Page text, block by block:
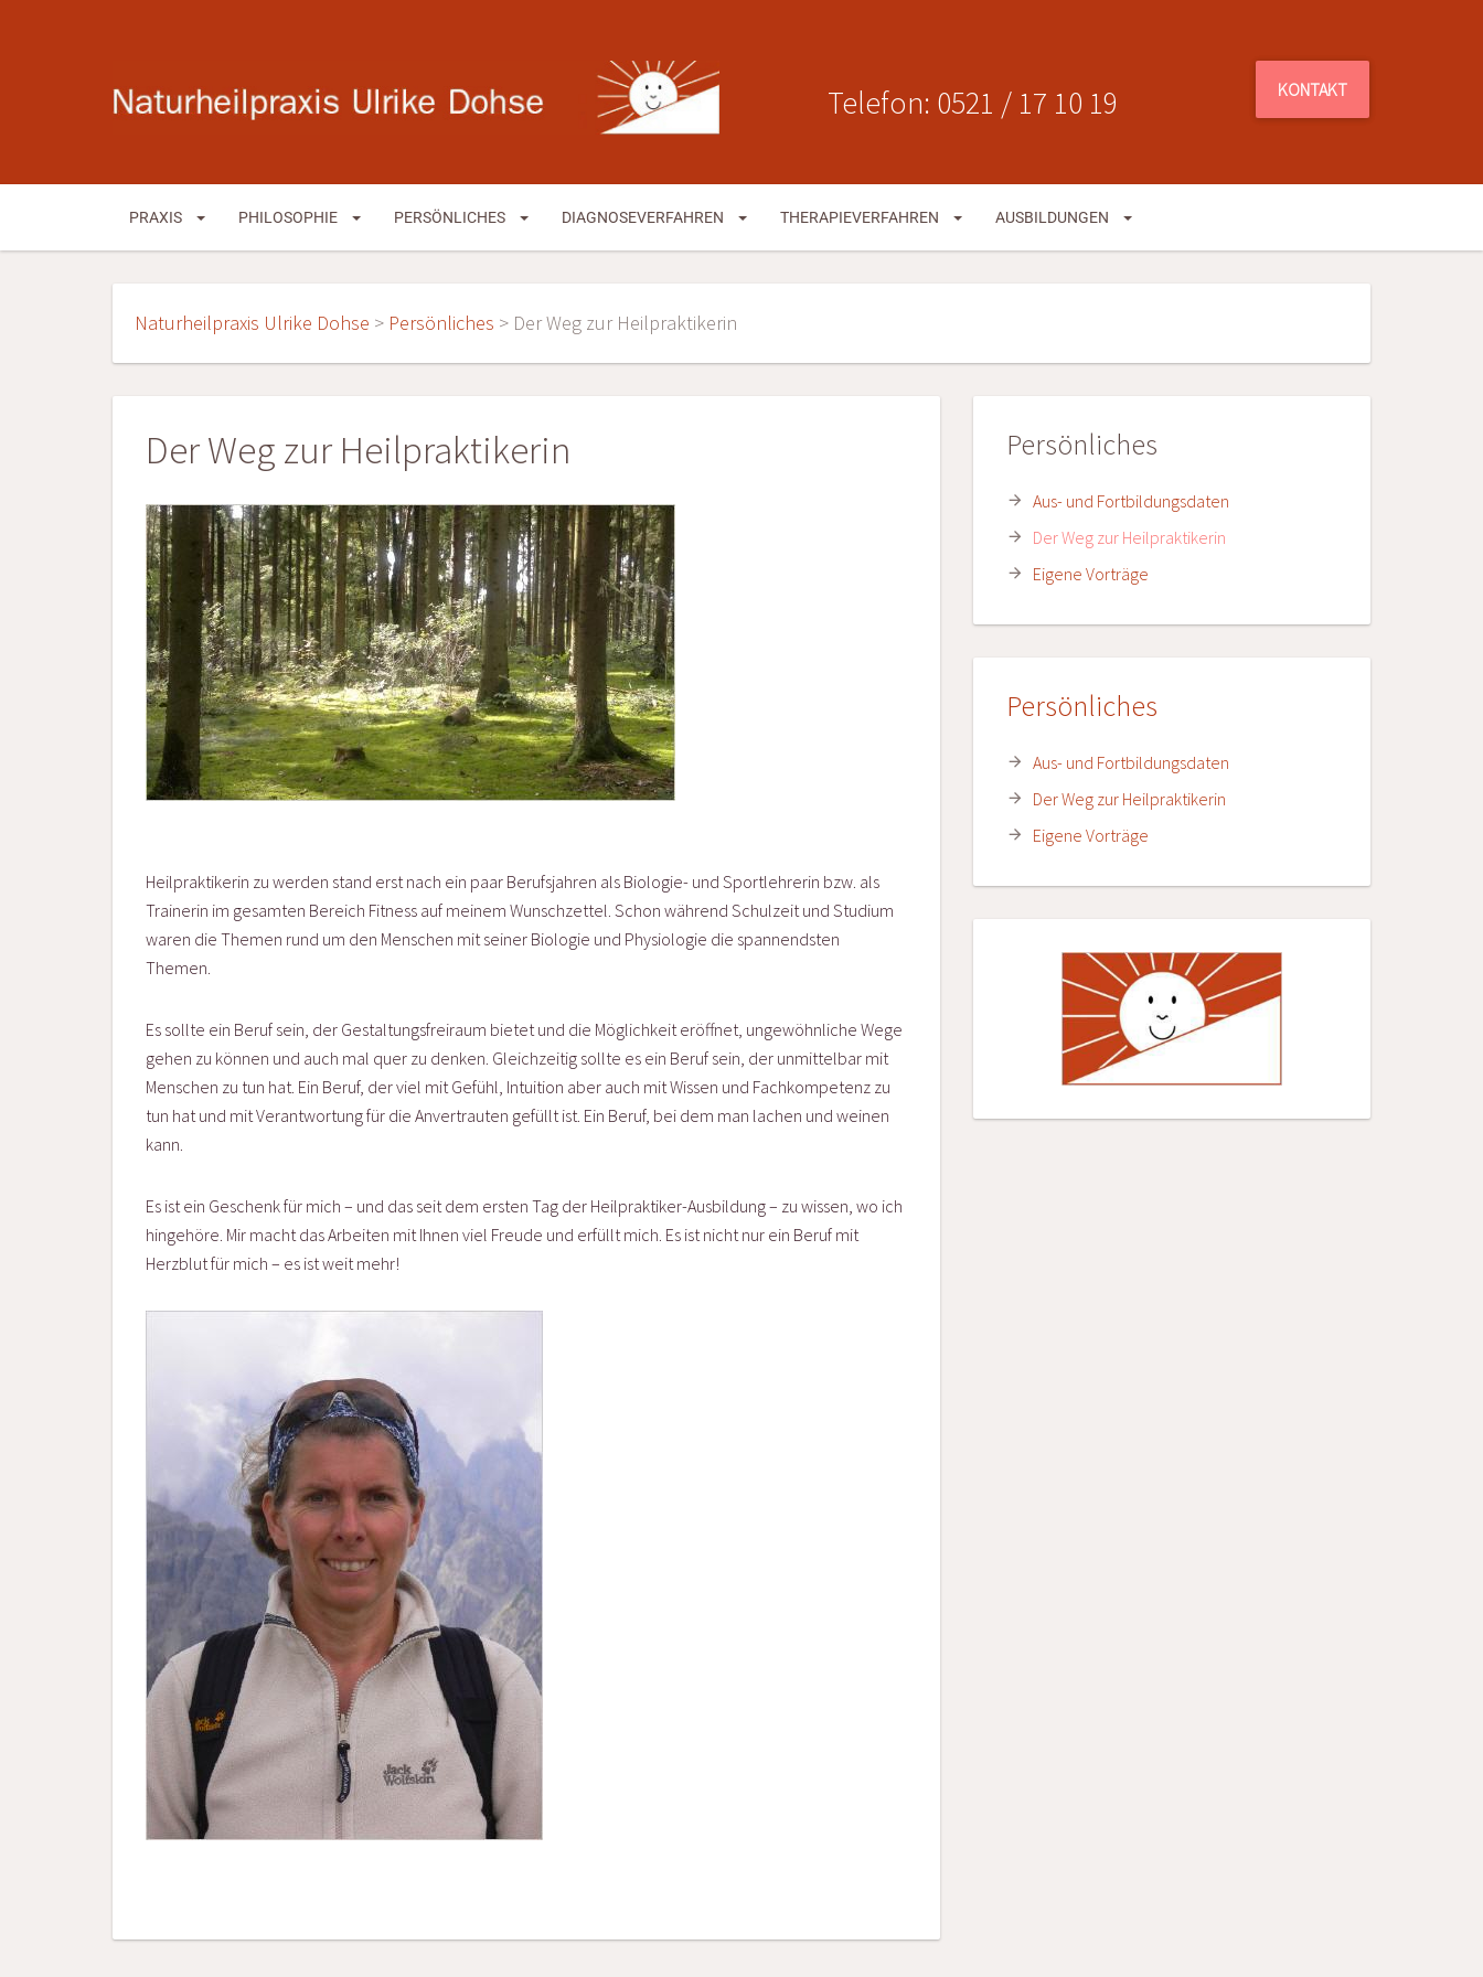
Telefon: 0521 / 17 10 19 KONTAKT
PRAXIS PHILOSOPHIE PERSÖNLICHES DIAGNOSEVERFAHREN THERAPIEVERFAHREN AUSBILDUNGEN
Naturheilpraxis Ulrike Dohse > Persönliches > Der Weg zur Heilpraktikerin
Der Weg zur Heilpraktikerin
Heilpraktikerin zu werden stand erst nach ein paar Berufsjahren als Biologie- und Sportlehrerin bzw. als
Trainerin im gesamten Bereich Fitness auf meinem Wunschzettel. Schon während Schulzeit und Studium
waren die Themen rund um den Menschen mit seiner Biologie und Physiologie die spannendsten
Themen.
Es sollte ein Beruf sein, der Gestaltungsfreiraum bietet und die Möglichkeit eröffnet, ungewöhnliche Wege
gehen zu können und auch mal quer zu denken. Gleichzeitig sollte es ein Beruf sein, der unmittelbar mit
Menschen zu tun hat. Ein Beruf, der viel mit Gefühl, Intuition aber auch mit Wissen und Fachkompetenz zu
tun hat und mit Verantwortung für die Anvertrauten gefüllt ist. Ein Beruf, bei dem man lachen und weinen
kann.
Es ist ein Geschenk für mich – und das seit dem ersten Tag der Heilpraktiker-Ausbildung – zu wissen, wo ich
hingehöre. Mir macht das Arbeiten mit Ihnen viel Freude und erfüllt mich. Es ist nicht nur ein Beruf mit
Herzblut für mich – es ist weit mehr!
Persönliches
Aus- und Fortbildungsdaten
Der Weg zur Heilpraktikerin
Eigene Vorträge
Persönliches
Aus- und Fortbildungsdaten
Der Weg zur Heilpraktikerin
Eigene Vorträge